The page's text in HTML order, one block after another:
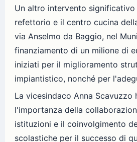
Un altro intervento significativo
refettorio e il centro cucina
via Anselmo da Baggio, nel
finanziamento di un milione di
iniziati per il miglioramento
impiantistico, nonché per
La vicesindaco Anna Scavuzzo
l'importanza della
istituzioni e il coinvolgimento
scolastiche per il successo di